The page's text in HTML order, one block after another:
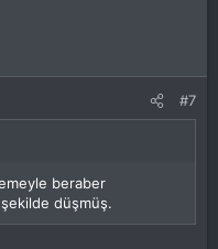
#7
beraber
düşmüş.